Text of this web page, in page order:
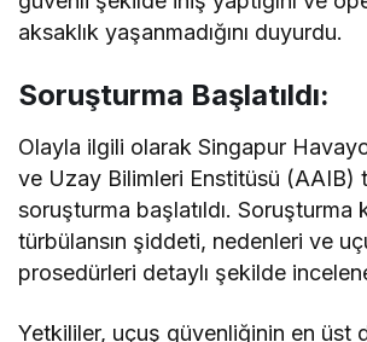
aksaklık yaşanmadığını duyurdu.
Soruşturma Başlatıldı:
Olayla ilgili olarak Singapur
ve Uzay Bilimleri Enstitüsü (AAIB)
soruşturma başlatıldı. Soruşturma
türbülansın şiddeti, nedenleri ve
prosedürleri detaylı şekilde
Yetkililer, uçuş güvenliğinin en üst